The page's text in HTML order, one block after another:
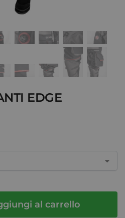
EDGE
al carrello